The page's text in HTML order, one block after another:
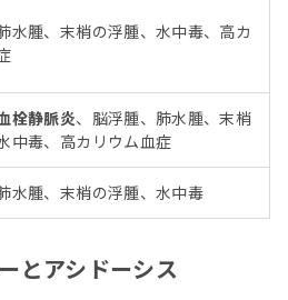
水腫、末梢の浮腫、水中毒、高カ
栓静脈炎、脳浮腫、肺水腫、末梢
中毒、高カリウム血症
水腫、末梢の浮腫、水中毒
とアシドーシス